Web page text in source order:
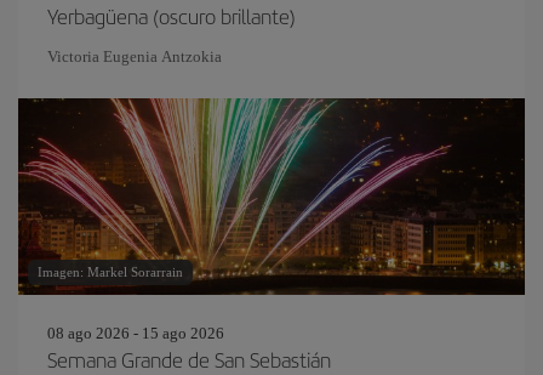
Yerbagüena (oscuro brillante)
Victoria Eugenia Antzokia
Imagen: Markel Sorarrain
08 ago 2026 - 15 ago 2026
Semana Grande de San Sebastián